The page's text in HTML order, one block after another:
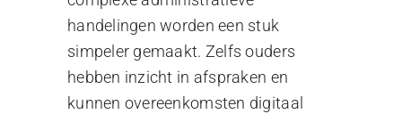
handelingen worden een stuk
simpeler gemaakt. Zelfs ouders
hebben inzicht in afspraken en
kunnen overeenkomsten digitaal